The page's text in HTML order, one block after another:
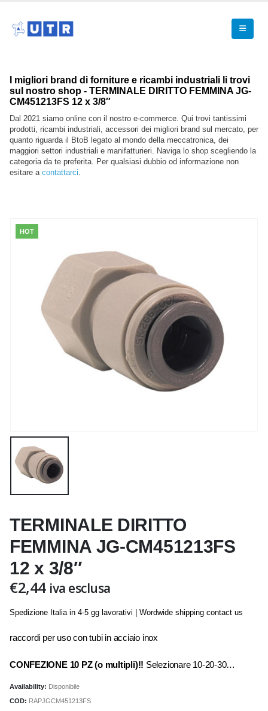
I migliori brand di forniture e ricambi industriali li trovi
sul nostro shop - TERMINALE DIRITTO FEMMINA JG-
CM451213FS 12 x 3/8″
Dal 2021 siamo online con il nostro e-commerce. Qui trovi tantissimi
prodotti, ricambi industriali, accessori dei migliori brand sul mercato, per
quanto riguarda il BtoB legato al mondo della meccatronica, dei
maggiori settori industriali e manifatturieri. Naviga lo shop scegliendo la
categoria da te preferita. Per qualsiasi dubbio od informazione non
esitare a contattarci.
HOT
TERMINALE DIRITTO
FEMMINA JG-CM451213FS
12 x 3/8″
€2,44 iva esclusa
Spedizione Italia in 4-5 gg lavorativi | Wordwide shipping contact us
raccordi per uso con tubi in acciaio inox
CONFEZIONE 10 PZ (o multipli)!! Selezionare 10-20-30…
Availability: Disponibile
COD: RAPJGCM451213FS